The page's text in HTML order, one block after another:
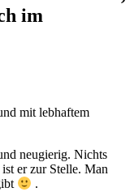
im
mit lebhaftem
neugierig. Nichts
er zur Stelle. Man
.